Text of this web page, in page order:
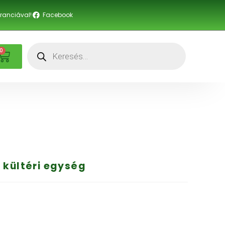
Facebook
0
kültéri egység